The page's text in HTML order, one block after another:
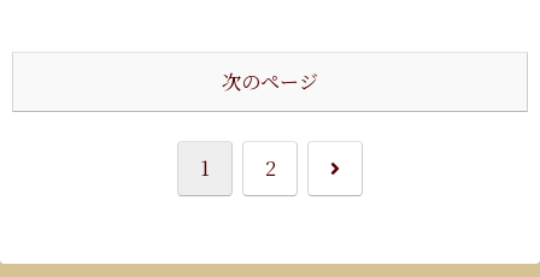
次のページ
1 2
次